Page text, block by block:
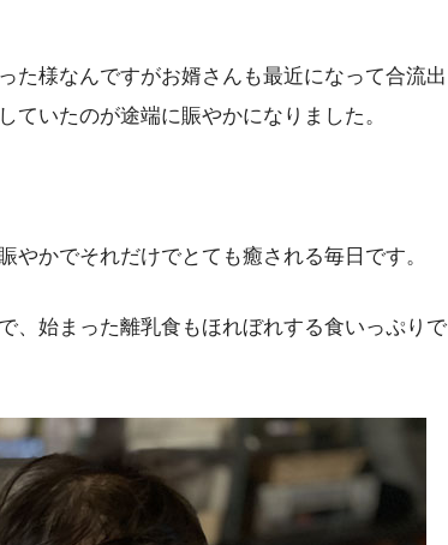
た様なんですがお婿さんも最近になって合流出
いたのが途端に賑やかになりました。
やかでそれだけでとても癒される毎日です。
、始まった離乳食もほれぼれする食いっぷりで